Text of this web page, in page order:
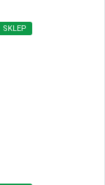
SKLEP